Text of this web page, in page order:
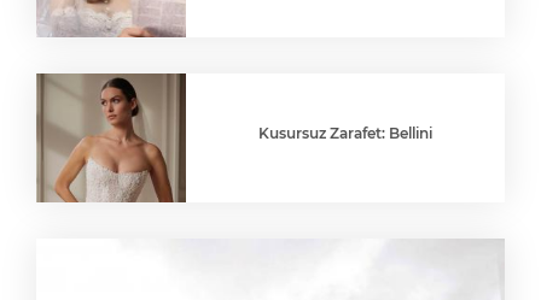
Kusursuz Zarafet: Bellini